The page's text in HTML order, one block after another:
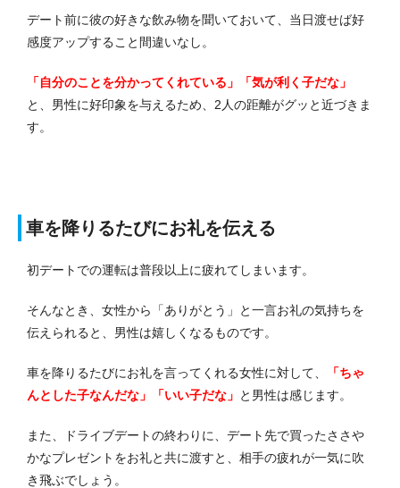
デート前に彼の好きな飲み物を聞いておいて、当日渡せば好
感度アップすること間違いなし。
「自分のことを分かってくれている」「気が利く子だな」
と、男性に好印象を与えるため、2人の距離がグッと近づきま
す。
車を降りるたびにお礼を伝える
初デートでの運転は普段以上に疲れてしまいます。
そんなとき、女性から「ありがとう」と一言お礼の気持ちを
伝えられると、男性は嬉しくなるものです。
車を降りるたびにお礼を言ってくれる女性に対して、
「ちゃ
んとした子なんだな」「いい子だな」 と男性は感じます。
また、ドライブデートの終わりに、デート先で買ったささや
かなプレゼントをお礼と共に渡すと、相手の疲れが一気に吹
き飛ぶでしょう。